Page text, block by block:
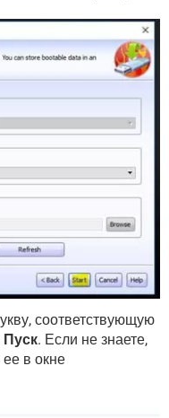
соответствующую
Пуск. Если не знаете,
ее в окне